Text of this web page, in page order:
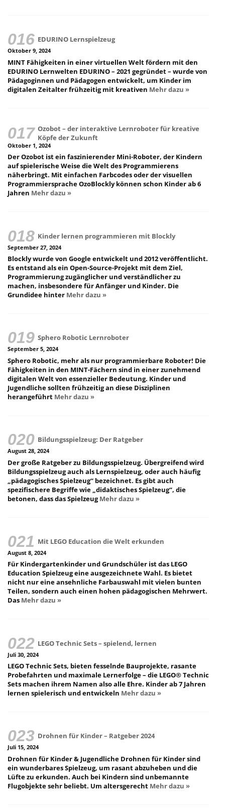
EDURINO Lernspielzeug
Oktober 9, 2024
MINT Fähigkeiten in einer virtuellen Welt fördern mit den
EDURINO Lernwelten EDURINO – 2021 gegründet – wurde von
Pädagoginnen und Pädagogen entwickelt, um Kinder im
digitalen Zeitalter frühzeitig mit kreativen Mehr dazu »
Ozobot – der interaktive Lernroboter für kreative
Köpfe der Zukunft
Oktober 1, 2024
Der Ozobot ist ein faszinierender Mini-Roboter, der Kindern
auf spielerische Weise die Welt des Programmierens
näherbringt. Mit einfachen Farbcodes oder der visuellen
Programmiersprache OzoBlockly können schon Kinder ab 6
Jahren Mehr dazu »
Kinder lernen programmieren mit Blockly
September 27, 2024
Blockly wurde von Google entwickelt und 2012 veröffentlicht.
Es entstand als ein Open-Source-Projekt mit dem Ziel,
Programmierung zugänglicher und verständlicher zu
machen, insbesondere für Anfänger und Kinder. Die
Grundidee hinter Mehr dazu »
Sphero Robotic Lernroboter
September 5, 2024
Sphero Robotic, mehr als nur programmierbare Roboter! Die
Fähigkeiten in den MINT-Fächern sind in einer zunehmend
digitalen Welt von essenzieller Bedeutung. Kinder und
Jugendliche sollten frühzeitig an diese Disziplinen
herangeführt Mehr dazu »
Bildungsspielzeug: Der Ratgeber
August 28, 2024
Der große Ratgeber zu Bildungsspielzeug. Übergreifend wird
Bildungsspielzeug auch als Lernspielzeug, oder auch häufig
„pädagogisches Spielzeug“ bezeichnet. Es gibt auch
spezifischere Begriffe wie „didaktisches Spielzeug“, die
betonen, dass das SpielzeugMehr dazu »
Mit LEGO Education die Welt erkunden
August 8, 2024
Für Kindergartenkinder und Grundschüler ist das LEGO
Education Spielzeug eine ausgezeichnete Wahl. Es bietet
nicht nur eine ansehnliche Farbauswahl mit vielen bunten
Teilen, sondern auch einen hohen pädagogischen Mehrwert.
Das Mehr dazu »
LEGO Technic Sets – spielend, lernen
Juli 30, 2024
LEGO Technic Sets, bieten fesselnde Bauprojekte, rasante
Probefahrten und maximale Lernerfolge – die LEGO® Technic
Sets machen ihrem Namen also alle Ehre. Kinder ab 7 Jahren
lernen spielerisch und entwickeln Mehr dazu »
Drohnen für Kinder – Ratgeber 2024
Juli 15, 2024
Drohnen für Kinder & Jugendliche Drohnen für Kinder sind
ein wunderbares Spielzeug, um rasant abzuheben und die
Lüfte zu erkunden. Auch bei Kindern sind unbemannte
Flugobjekte sehr beliebt. Um altersgerecht Mehr dazu »